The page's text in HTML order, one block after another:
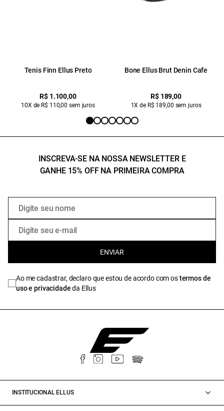
Tenis Finn Ellus Preto
R$ 1.100,00
10X de R$ 110,00 sem juros
Bone Ellus Brut Denin Cafe
R$ 189,00
1X de R$ 189,00 sem juros
INSCREVA-SE NA NOSSA NEWSLETTER E
GANHE 15% OFF NA PRIMEIRA COMPRA
ENVIAR
Ao me cadastrar, declaro que estou de acordo com ostermos de
uso e privacidadeda Ellus
INSTITUCIONAL ELLUS